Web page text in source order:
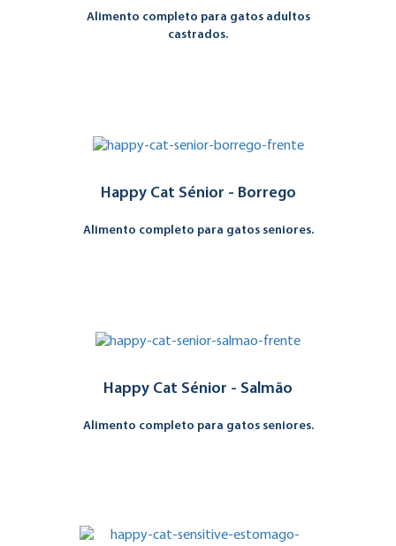
Alimento completo para gatos adultos
castrados.
Happy Cat Sénior - Borrego
Alimento completo para gatos seniores.
Happy Cat Sénior - Salmão
Alimento completo para gatos seniores.